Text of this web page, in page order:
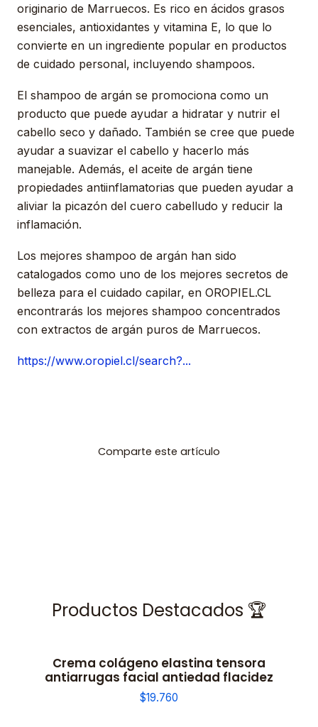
originario de Marruecos. Es rico en ácidos grasos
esenciales, antioxidantes y vitamina E, lo que lo
convierte en un ingrediente popular en productos
de cuidado personal, incluyendo shampoos.
El shampoo de argán se promociona como un
producto que puede ayudar a hidratar y nutrir el
cabello seco y dañado. También se cree que puede
ayudar a suavizar el cabello y hacerlo más
manejable. Además, el aceite de argán tiene
propiedades antiinflamatorias que pueden ayudar a
aliviar la picazón del cuero cabelludo y reducir la
inflamación.
Los mejores shampoo de argán han sido
catalogados como uno de los mejores secretos de
belleza para el cuidado capilar, en OROPIEL.CL
encontrarás los mejores shampoo concentrados
con extractos de argán puros de Marruecos.
https://www.oropiel.cl/search?...
Comparte este artículo
Productos Destacados 🏆
Crema colágeno elastina tensora
antiarrugas facial antiedad flacidez
$19.760